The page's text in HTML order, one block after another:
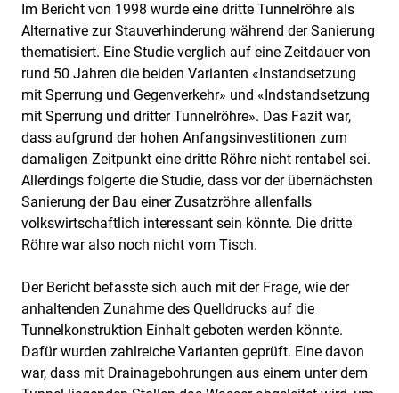
Im Bericht von 1998 wurde eine dritte Tunnelröhre als
Alternative zur Stauverhinderung während der Sanierung
thematisiert. Eine Studie verglich auf eine Zeitdauer von
rund 50 Jahren die beiden Varianten «Instandsetzung
mit Sperrung und Gegenverkehr» und «Indstandsetzung
mit Sperrung und dritter Tunnelröhre». Das Fazit war,
dass aufgrund der hohen Anfangsinvestitionen zum
damaligen Zeitpunkt eine dritte Röhre nicht rentabel sei.
Allerdings folgerte die Studie, dass vor der übernächsten
Sanierung der Bau einer Zusatzröhre allenfalls
volkswirtschaftlich interessant sein könnte. Die dritte
Röhre war also noch nicht vom Tisch.
Der Bericht befasste sich auch mit der Frage, wie der
anhaltenden Zunahme des Quelldrucks auf die
Tunnelkonstruktion Einhalt geboten werden könnte.
Dafür wurden zahlreiche Varianten geprüft. Eine davon
war, dass mit Drainagebohrungen aus einem unter dem